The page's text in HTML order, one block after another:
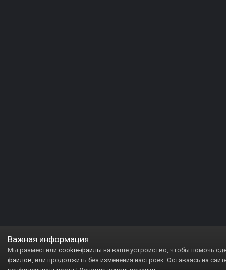
Важная информация
Мы разместили cookie-файлы на ваше устройство, чтобы помочь
файлов, или продолжить без изменения настроек. Оставаясь на